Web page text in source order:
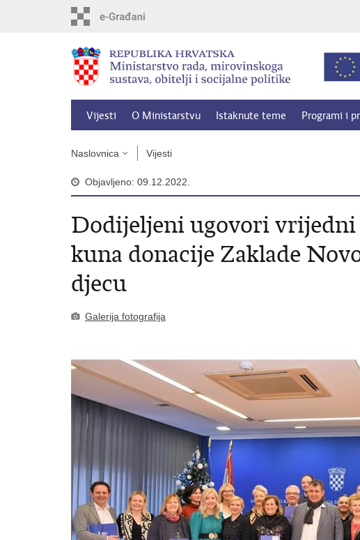
Vijesti O Ministarstvu Istaknute teme Programi i
Naslovnica Vijesti
Objavljeno: 09.12.2022.
Dodijeljeni ugovori
kuna donacije Zaklade
djecu
Galerija fotografija